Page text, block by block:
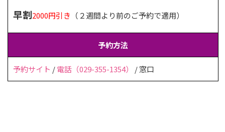
早割2000円引き （２週間より前のご予約で適用）
予約方法
予約サイト /電話（029-355-1354） / 窓口